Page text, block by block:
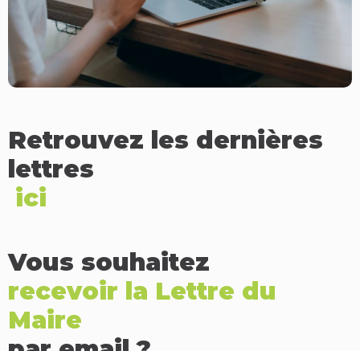
Retrouvez les dernières
lettres
ici
Vous souhaitez
recevoir la Lettre du
Maire